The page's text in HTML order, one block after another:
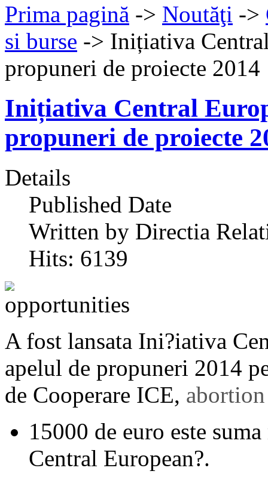
Prima pagină -> Noutăţi ->
si burse -> Inițiativa
propuneri de proiecte 2014
Inițiativa Central
propuneri de proiecte
Details
Published Date
Written by Directia
Hits: 6139
A fost lansata Ini?iativa
apelul de propuneri 2014
de Cooperare ICE, abortion
15000 de euro este
Central European?.